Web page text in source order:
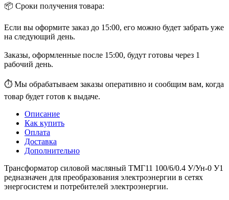
📦 Сроки получения товара:
Если вы оформите заказ до 15:00, его можно будет забрать уже
на следующий день.
Заказы, оформленные после 15:00, будут готовы через 1
рабочий день.
⏱ Мы обрабатываем заказы оперативно и сообщим вам, когда
товар будет готов к выдаче.
Описание
Как купить
Оплата
Доставка
Дополнительно
Трансформатор силовой масляный ТМГ11 100/6/0.4 У/Ун-0 У1
редназначен для преобразования электроэнергии в сетях
энергосистем и потребителей электроэнергии.